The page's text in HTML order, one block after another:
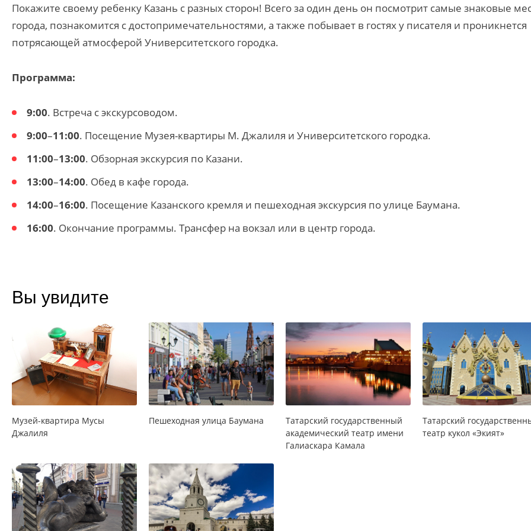
Покажите своему ребенку Казань с разных сторон! Всего за один день он посмотрит самые знаковые
города, познакомится с достопримечательностями, а также побывает в гостях у писателя и проникнется
потрясающей атмосферой Университетского городка.
Программа:
9:00. Встреча с экскурсоводом.
9:00–11:00. Посещение Музея-квартиры М. Джалиля и Университетского городка.
11:00–13:00. Обзорная экскурсия по Казани.
13:00–14:00. Обед в кафе города.
14:00–16:00. Посещение Казанского кремля и пешеходная экскурсия по улице Баумана.
16:00. Окончание программы. Трансфер на вокзал или в центр города.
Вы увидите
Музей-квартира Мусы
Джалиля
Пешеходная улица Баумана
Татарский государственный
академический театр имени
Галиаскара Камала
Татарский
театр кукол «Экият»